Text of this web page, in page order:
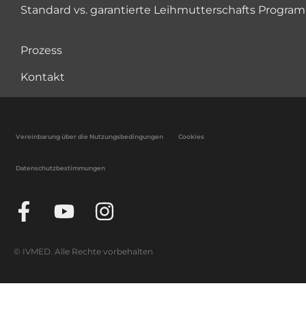
Standard vs. garantierte Leihmutterschafts
Prozess
Kontakt
Vereinbarung über die Nutzungsbedingungen Cookies
Datenschutzbestimmungen
© IVMED. Alle Rechte vorbehalten